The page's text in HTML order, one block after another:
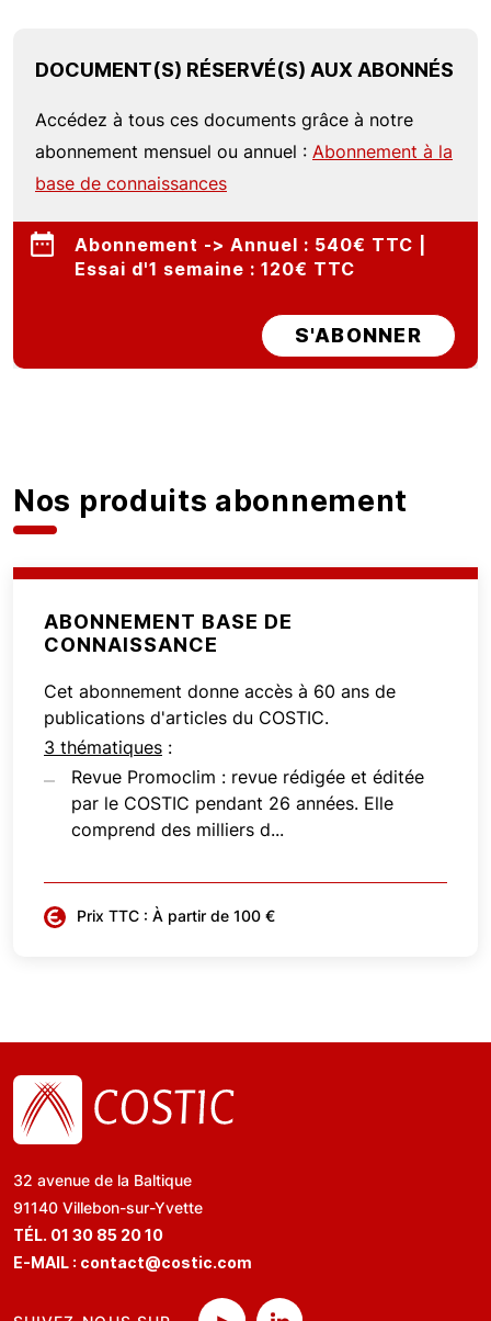
DOCUMENT(S) RÉSERVÉ(S) AUX ABONNÉS
Accédez à tous ces documents grâce à notre
abonnement mensuel ou annuel : Abonnement à la
base de connaissances
Abonnement -> Annuel : 540€ TTC |
Essai d'1 semaine : 120€ TTC
S'ABONNER
Nos produits abonnement
ABONNEMENT BASE DE
CONNAISSANCE
Cet abonnement donne accès à 60 ans de
publications d'articles du COSTIC.
3 thématiques :
Revue Promoclim : revue rédigée et éditée
par le COSTIC pendant 26 années. Elle
comprend des milliers d...
Prix TTC : À partir de 100 €
32 avenue de la Baltique
91140 Villebon-sur-Yvette
TÉL. 01 30 85 20 10
E-MAIL : contact@costic.com